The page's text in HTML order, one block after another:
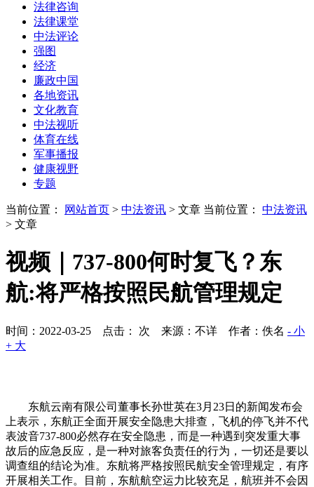
法律咨询
法律课堂
中法评论
强图
经济
廉政中国
各地资讯
文化教育
中法视听
体育在线
军事播报
健康视野
专题
当前位置： 网站首页 > 中法资讯 > 文章 当前位置： 中法资讯
> 文章
视频｜737-800何时复飞？东
航:将严格按照民航管理规定
时间：2022-03-25 点击： 次 来源：不详 作者：佚名 - 小
+ 大
东航云南有限公司董事长孙世英在3月23日的新闻发布会
上表示，东航正全面开展安全隐患大排查，飞机的停飞并不代
表波音737-800必然存在安全隐患，而是一种遇到突发重大事
故后的应急反应，是一种对旅客负责任的行为，一切还是要以
调查组的结论为准。东航将严格按照民航安全管理规定，有序
开展相关工作。目前，东航航空运力比较充足，航班并不会因